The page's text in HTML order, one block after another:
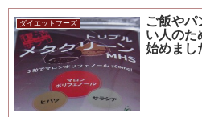
ダイエットフーズ
ご飯やパ
い人のた
始めまし